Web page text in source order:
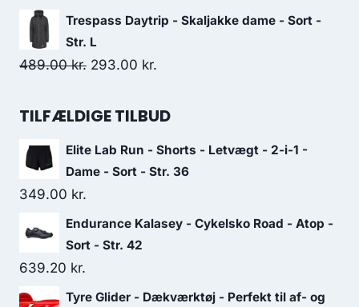
price
was:
598.00 kr..
price
Trespass Daytrip - Skaljakke dame - Sort -
Str. L
489.00kr. Original
was:
293.00 kr.
is:
TILFÆLDIGE TILBUD
Elite Lab Run - Shorts - Letvægt - 2-i-1 -
Dame - Sort - Str. 36
349.00 kr.
Endurance Kalasey - Cykelsko Road - Atop -
Sort - Str. 42
639.20 kr.
Tyre Glider - Dækværktøj - Perfekt til af- og